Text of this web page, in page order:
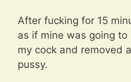
After fucking for 15
as if mine was going
my cock and removed
pussy.